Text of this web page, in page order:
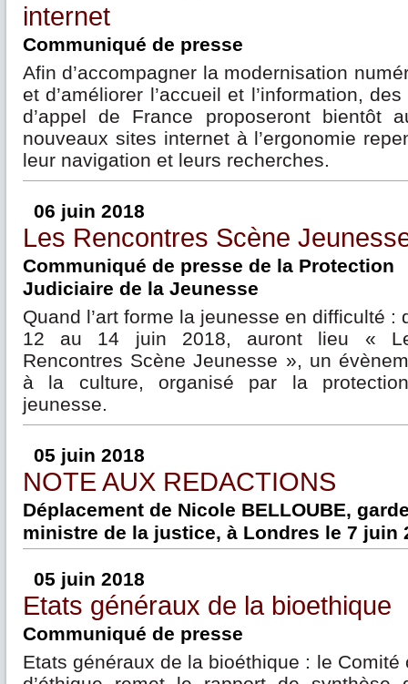
internet
Communiqué de presse
Afin d’accompagner la modernisation
et d’améliorer l’accueil et l’information,
d’appel de France proposeront bientôt
nouveaux sites internet à l’ergonomie
leur navigation et leurs recherches.
06 juin 2018
Les Rencontres Scène
Communiqué de presse de la Protection
Judiciaire de la Jeunesse
Quand l’art forme la jeunesse en difficulté :
12 au 14 juin 2018, auront lieu «
Rencontres Scène Jeunesse », un
à la culture, organisé par la
jeunesse.
05 juin 2018
NOTE AUX REDACTIONS
Déplacement de Nicole BELLOUBE,
ministre de la justice, à Londres le 7 juin
05 juin 2018
Etats généraux de la bioethique
Communiqué de presse
Etats généraux de la bioéthique : le Comité